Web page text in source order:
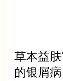
草本益
的银屑